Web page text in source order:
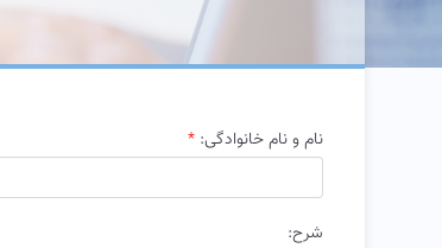
نام و نام خانوادگی: *
شرح: